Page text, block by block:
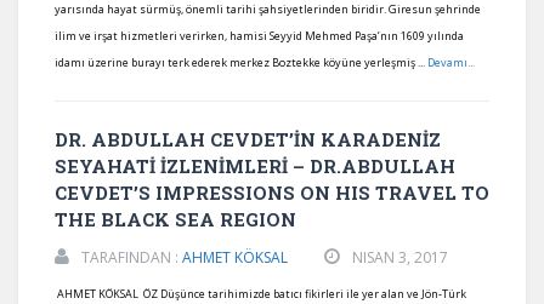
yarısında hayat sürmüş, önemli tarihi şahsiyetlerinden biridir. Giresun şehrinde
ilim ve irşat hizmetleri verirken, hamisi Seyyid Mehmed Paşa’nın 1609 yılında
idamı üzerine burayı terk ederek merkez Boztekke köyüne yerleşmiş ... Devamı...
DR. ABDULLAH CEVDET’İN KARADENİZ
SEYAHATİ İZLENİMLERİ – DR.ABDULLAH
CEVDET’S IMPRESSIONS ON HIS TRAVEL TO
THE BLACK SEA REGION
TARAFINDAN : AHMET KÖKSAL NISAN 3, 2017
AHMET KÖKSAL ÖZ Düşünce tarihimizde batıcı fikirleri ile yer alan ve Jön-Türk